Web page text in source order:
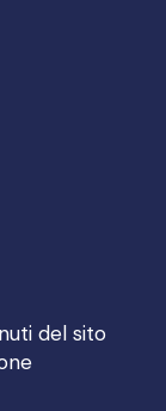
del sito